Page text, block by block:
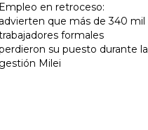
Empleo en retroceso:
advierten que más de 340 mil
formales
su puesto durante la
gestión Milei